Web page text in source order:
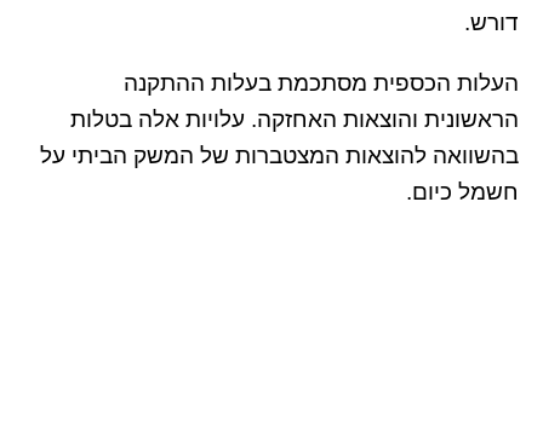
דורש.
העלות הכספית מסתכמת בעלות ההתקנה
הראשונית והוצאות האחזקה. עלויות אלה בטלות
בהשוואה להוצאות המצטברות של המשק הביתי על
חשמל כיום.